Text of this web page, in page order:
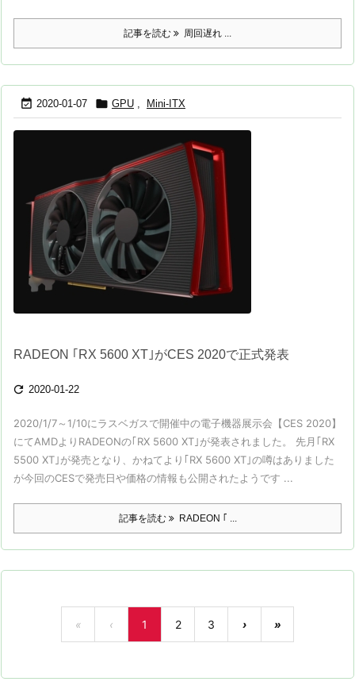
記事を読む 周回遅れ ...
 2020-01-07  GPU , Mini-ITX
RADEON ｢RX 5600 XT｣がCES 2020で正式発表
 2020-01-22
2020/1/7～1/10にラスベガスで開催中の電子機器展示会【CES 2020】
にてAMDよりRADEONの｢RX 5600 XT｣が発表されました。 先月｢RX
5500 XT｣が発売となり、かねてより｢RX 5600 XT｣の噂はありました
が今回のCESで発売日や価格の情報も公開されたようです ...
記事を読む RADEON ｢ ...
« ‹ 1 2 3 › »